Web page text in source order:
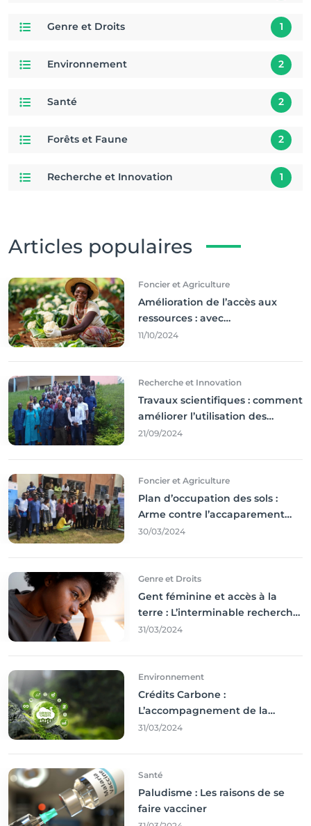
Genre et Droits 1
Environnement 2
Santé 2
Forêts et Faune 2
Recherche et Innovation 1
Articles populaires
Foncier et Agriculture
Amélioration de l’accès aux
ressources : avec
l'incontournable ’agriculture
11/10/2024
Recherche et Innovation
Travaux scientifiques : comment
améliorer l’utilisation des
résultats coince
21/09/2024
Foncier et Agriculture
Plan d’occupation des sols :
Arme contre l’accaparement
des terres
30/03/2024
Genre et Droits
Gent féminine et accès à la
terre : L’interminable recherche
des droits
31/03/2024
Environnement
Crédits Carbone :
L’accompagnement de la
Francophonie
31/03/2024
Santé
Paludisme : Les raisons de se
faire vacciner